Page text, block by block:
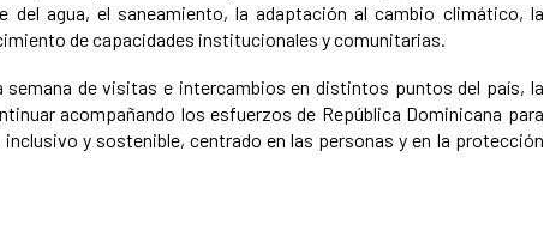
del agua, el saneamiento, la adaptación al cambio climático, la
de capacidades institucionales y comunitarias.
semana de visitas e intercambios en distintos puntos del país, la
acompañando los esfuerzos de República Dominicana para
y sostenible, centrado en las personas y en la protección